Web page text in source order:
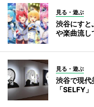
見る・遊ぶ
渋谷にす
や楽曲流し
見る・遊ぶ
渋谷で現代
「SELFY